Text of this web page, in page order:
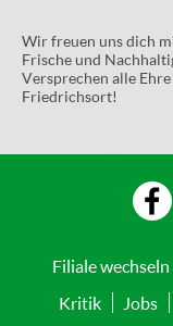
Wir freuen uns dich
Frische und
Versprechen alle
Friedrichsort!
Filiale wechseln
Kritik
Jobs